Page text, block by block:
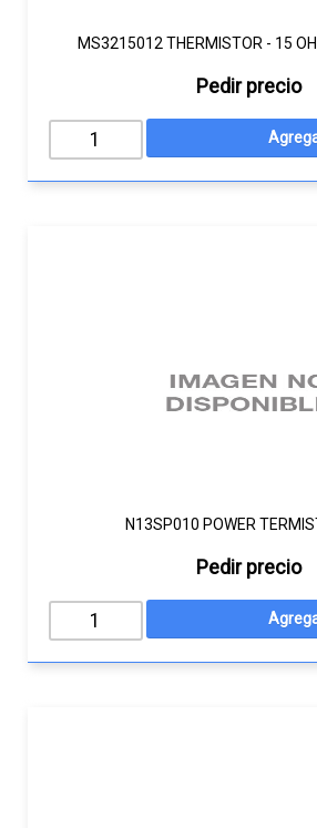
MS3215012 THERMISTOR - 15
Pedir precio
N13SP010 POWER
Pedir precio